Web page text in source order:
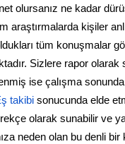
olursanız ne kadar
araştırmalarda kişiler
tüm konuşmalar
Sizlere rapor
ise çalışma
takibi sonucunda elde
olarak sunabilir ve
neden olan bu denli